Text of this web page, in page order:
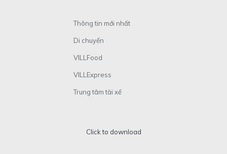
Thông tin mới nhất
Di chuyển
VILLFood
VILLExpress
Trung tâm tài xế
Click to download